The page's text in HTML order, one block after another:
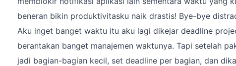
beneran bikin produktivitasku naik drastis! Bye-bye
Aku inget banget waktu itu aku lagi dikejar deadline
berantakan banget manajemen waktunya. Tapi setelah
jadi bagian-bagian kecil, set deadline per bagian, dan